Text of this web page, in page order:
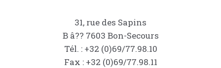
31, rue des Sapins
B â?? 7603 Bon-Secours
Tél. : +32 (0)69/77.98.10
Fax : +32 (0)69/77.98.11